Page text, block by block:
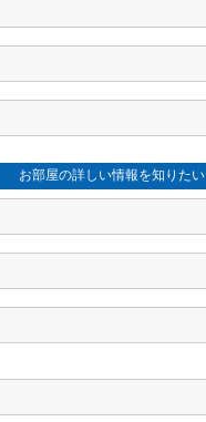
お部屋の詳しい情報を知りたい